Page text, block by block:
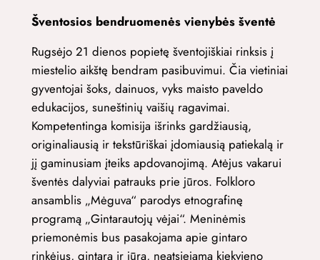
Šventosios bendruomenės vienybės šventė
Rugsėjo 21 dienos popietę šventojiškiai rinksis į
miestelio aikštę bendram pasibuvimui. Čia vietiniai
gyventojai šoks, dainuos, vyks maisto paveldo
edukacijos, suneštinių vaišių ragavimai.
Kompetentinga komisija išrinks gardžiausią,
originaliausią ir tekstūriškai įdomiausią patiekalą ir
jį gaminusiam įteiks apdovanojimą. Atėjus vakarui
šventės dalyviai patrauks prie jūros. Folkloro
ansamblis „Mėguva“ parodys etnografinę
programą „Gintarautojų vėjai“. Meninėmis
priemonėmis bus pasakojama apie gintaro
rinkėjus, gintarą ir jūrą, neatsiejamą kiekvieno